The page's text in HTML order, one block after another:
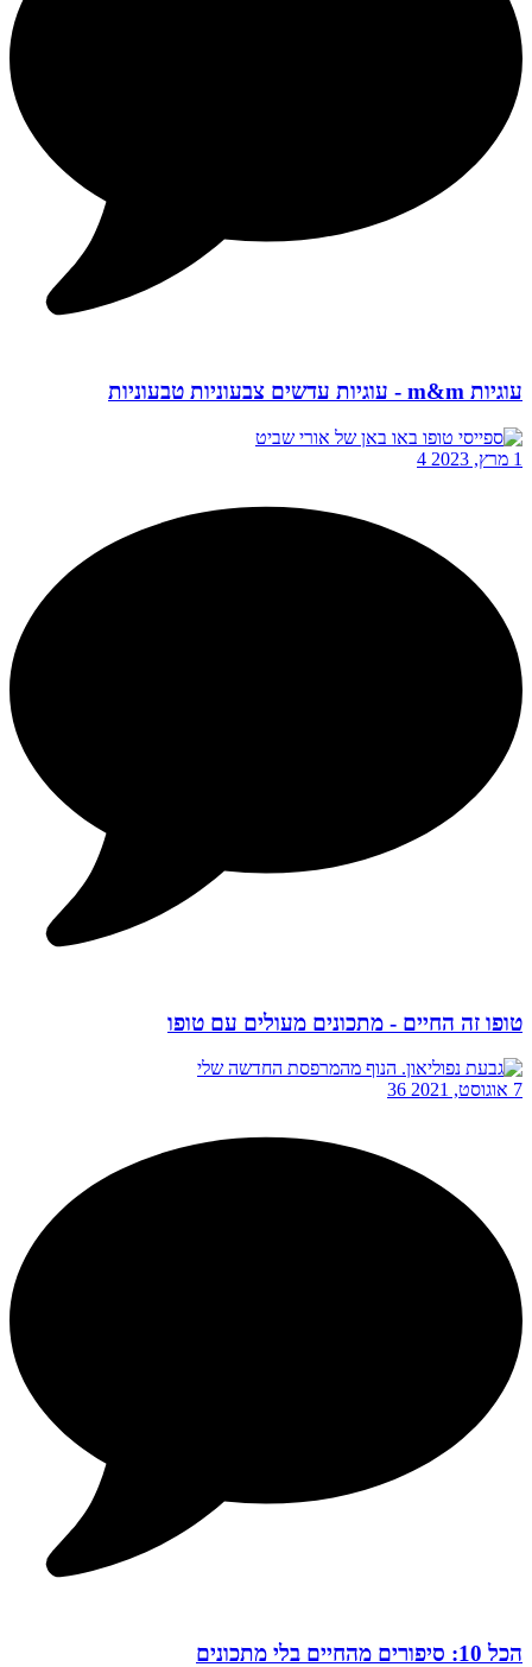
עוגיות m&m - עוגיות עדשים צבעוניות טבעוניות
1 מרץ, 2023 4
טופו זה החיים - מתכונים מעולים עם טופו
7 אוגוסט, 2021 36
הכל 10: סיפורים מהחיים בלי מתכונים